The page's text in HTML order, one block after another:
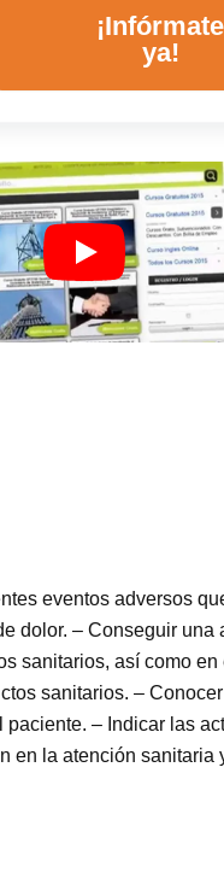
¡Infórmate
ya!
eventos adversos
dolor. – Conseguir una
sanitarios, así como en
sanitarios. –
– Indicar las
en la atención sanitaria